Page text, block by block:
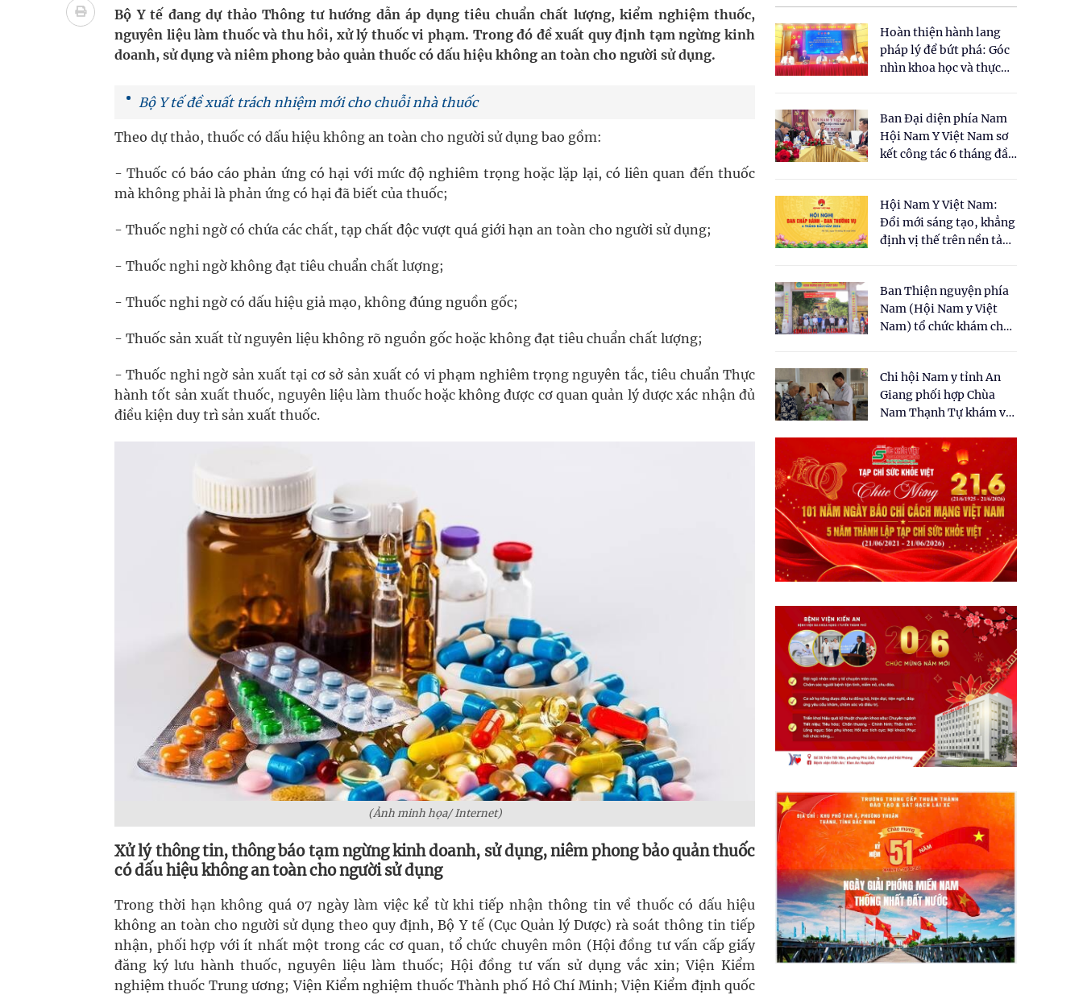
Quan Bằng Chứng Dược Lý Và Cơ Chế Phân Tử
Xây dựng bản đồ mạng lưới cấp cứu ngoại viện toàn quốc
Bộ Y tế đang dự thảo Thông tư hướng dẫn áp dụng tiêu chuẩn chất lượng, kiểm nghiệm thuốc,
nguyên liệu làm thuốc và thu hồi, xử lý thuốc vi phạm. Trong đó đề xuất quy định tạm ngừng kinh
doanh, sử dụng và niêm phong bảo quản thuốc có dấu hiệu không an toàn cho người sử dụng.
Bộ Y tế đề xuất trách nhiệm mới cho chuỗi nhà thuốc
Theo dự thảo, thuốc có dấu hiệu không an toàn cho người sử dụng bao gồm:
- Thuốc có báo cáo phản ứng có hại với mức độ nghiêm trọng hoặc lặp lại, có liên quan đến thuốc
mà không phải là phản ứng có hại đã biết của thuốc;
- Thuốc nghi ngờ có chứa các chất, tạp chất độc vượt quá giới hạn an toàn cho người sử dụng;
- Thuốc nghi ngờ không đạt tiêu chuẩn chất lượng;
- Thuốc nghi ngờ có dấu hiệu giả mạo, không đúng nguồn gốc;
- Thuốc sản xuất từ nguyên liệu không rõ nguồn gốc hoặc không đạt tiêu chuẩn chất lượng;
- Thuốc nghi ngờ sản xuất tại cơ sở sản xuất có vi phạm nghiêm trọng nguyên tắc, tiêu chuẩn Thực
hành tốt sản xuất thuốc, nguyên liệu làm thuốc hoặc không được cơ quan quản lý dược xác nhận đủ
điều kiện duy trì sản xuất thuốc.
(Ảnh minh họa/ Internet)
Xử lý thông tin, thông báo tạm ngừng kinh doanh, sử dụng, niêm phong bảo quản thuốc
có dấu hiệu không an toàn cho người sử dụng
Trong thời hạn không quá 07 ngày làm việc kể từ khi tiếp nhận thông tin về thuốc có dấu hiệu
không an toàn cho người sử dụng theo quy định, Bộ Y tế (Cục Quản lý Dược) rà soát thông tin tiếp
nhận, phối hợp với ít nhất một trong các cơ quan, tổ chức chuyên môn (Hội đồng tư vấn cấp giấy
đăng ký lưu hành thuốc, nguyên liệu làm thuốc; Hội đồng tư vấn sử dụng vắc xin; Viện Kiểm
nghiệm thuốc Trung ương; Viện Kiểm nghiệm thuốc Thành phố Hồ Chí Minh; Viện Kiểm định quốc
Hoàn thiện hành lang
pháp lý để bứt phá: Góc
nhìn khoa học và thực
cho Luật Y dược cổ
truyền Việt Nam"
Ban Đại diện phía Nam
Hội Nam Y Việt Nam sơ
kết công tác 6 tháng đầu
Hội Nam Y Việt Nam:
Đổi mới sáng tạo, khẳng
định vị thế trên nền tảng
Ban Thiện nguyện phía
Nam (Hội Nam y Việt
Nam) tổ chức khám chữa
dân tại xã Tân Tập
Chi hội Nam y tỉnh An
Giang phối hợp Chùa
Nam Thạnh Tự khám và
nhân dân